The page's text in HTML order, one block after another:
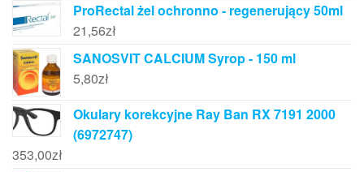
ProRectal żel ochronno - regenerujący 50ml
21,56zł
SANOSVIT CALCIUM Syrop - 150 ml
5,80zł
Okulary korekcyjne Ray Ban RX 7191 2000
(6972747)
353,00zł